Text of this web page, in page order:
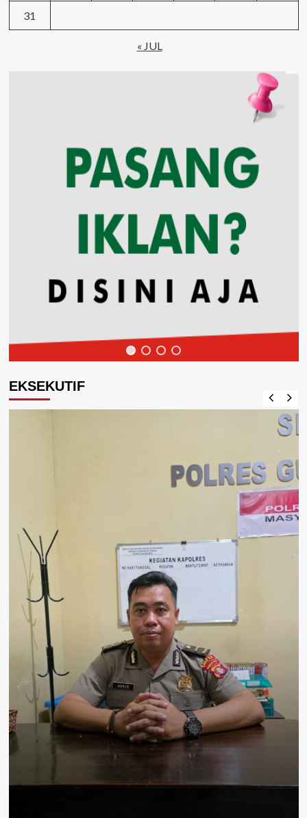
31
« JUL
EKSEKUTIF